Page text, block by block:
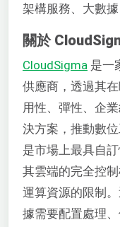
架構服務、大數據
關於
CloudSigma 是一
供應商，透過其
用性、彈性、企
決方案，推動數
是市場上最具自
其雲端的完全控
運算資源的限制
據需要配置處理